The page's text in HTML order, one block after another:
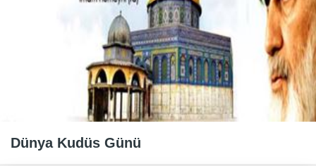
Dünya Kudüs Günü